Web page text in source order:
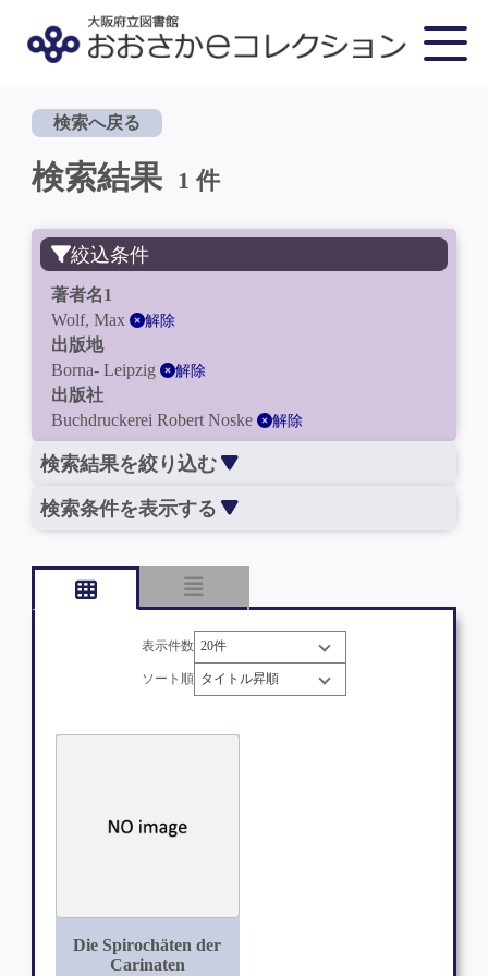
検索へ戻る
検索結果 1 件
絞込条件
著者名1
Wolf, Max
解除
出版地
Borna- Leipzig
解除
出版社
Buchdruckerei Robert Noske
解除
検索結果を絞り込む
検索条件を表示する
表示件数
ソート順
Die Spirochäten der
Carinaten